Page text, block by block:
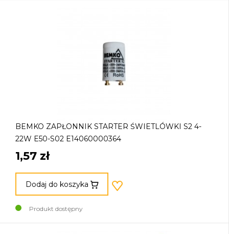
BEMKO ZAPŁONNIK STARTER ŚWIETLÓWKI S2 4-
22W E50-S02 E14060000364
1,57 zł
Dodaj do koszyka
Produkt dostępny